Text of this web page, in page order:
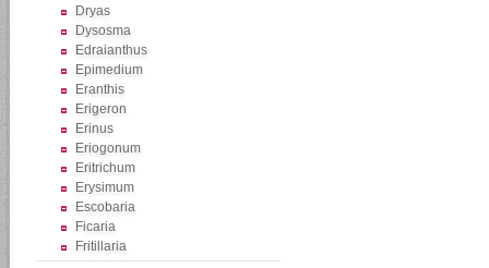
Dryas
Dysosma
Edraianthus
Epimedium
Eranthis
Erigeron
Erinus
Eriogonum
Eritrichum
Erysimum
Escobaria
Ficaria
Fritillaria